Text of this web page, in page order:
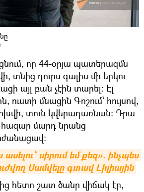
որ 44-օրյա պատերազմն
տնից դուրս գալիս մի երկու
այլ բան չէին տարել։ Էլ
ուստի մնացին Գոշում՝ հույսով,
տուն կվերադառնան։ Դրա
մարդ նրանց
սիրում եմ քեզ». ինչպես
Սամվելը գտավ Լիլիային
հետո շատ ծանր վիճակ էր,